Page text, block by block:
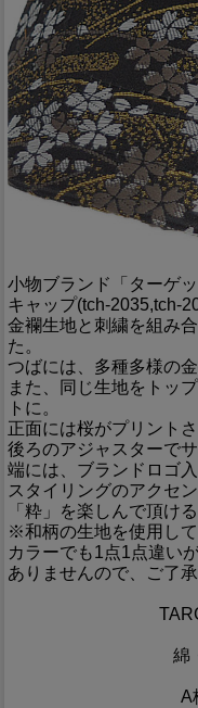
小物ブランド「ターゲ
キャップ(tch-2035,tch-
金襴生地と刺繍を組み
た。
つばには、多種多様の金
また、同じ生地をトッ
トに。
正面には桜がプリントさ
後ろのアジャスターで
端には、ブランドロゴ
スタイリングのアクセ
「粋」を楽しんで頂け
※和柄の生地を使用し
カラーでも1点1点違い
ありませんので、ご了承
綿
A